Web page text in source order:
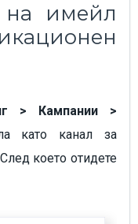
на имейл
> Кампании >
като канал за
което отидете